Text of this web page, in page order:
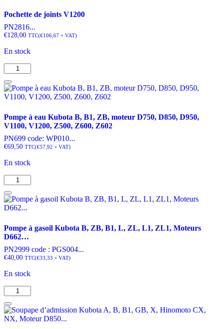
Z500,
Z602
plusieurs
variations.
options
page
du
Pochette de joints V1200
PN2816...
€128,00 TTC(€106,67 + VAT)
En stock
quantité
de
Pochette
de
joints
Pompe à eau Kubota B, B1, ZB, moteur D750, D850, D950,
V1100, V1200, Z500, Z600, Z602
PN699 code: WP010...
€69,50 TTC(€57,92 + VAT)
En stock
quantité
de
Pompe
à
B,
B1,
ZB,
moteur
D850,
V1100,
V1200,
Z500,
Z600,
Pompe à gasoil Kubota B, ZB, B1, L, ZL, L1, ZL1, Moteurs
D662…
PN2999 code : PGS004...
€40,00 TTC(€33,33 + VAT)
En stock
quantité
de
Pompe
à
gasoil